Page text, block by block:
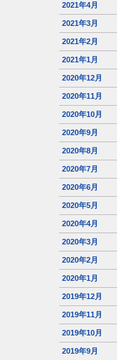
2021年4月
2021年3月
2021年2月
2021年1月
2020年12月
2020年11月
2020年10月
2020年9月
2020年8月
2020年7月
2020年6月
2020年5月
2020年4月
2020年3月
2020年2月
2020年1月
2019年12月
2019年11月
2019年10月
2019年9月